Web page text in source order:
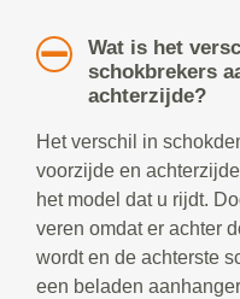
Wat is het
schokbrekers
achterzijde?
Het verschil in
voorzijde en
het model dat u rijdt.
veren omdat er achter
wordt en de achterste
een beladen